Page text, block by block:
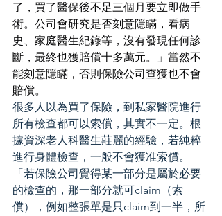
了，買了醫保後不足三個月要立即做手
術。公司會研究是否刻意隱瞞，看病
史、家庭醫生紀錄等，沒有發現任何診
斷，最終也獲賠償十多萬元。」當然不
能刻意隱瞞，否則保險公司查獲也不會
賠償。
很多人以為買了保險，到私家醫院進行
所有檢查都可以索償，其實不一定。根
據資深老人科醫生莊麗的經驗，若純粹
進行身體檢查，一般不會獲准索償。
「若保險公司覺得某一部分是屬於必要
的檢查的，那一部分就可claim（索
償），例如整張單是只claim到一半，所